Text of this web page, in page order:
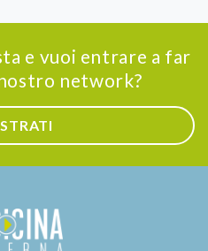
e vuoi entrare a far
network?